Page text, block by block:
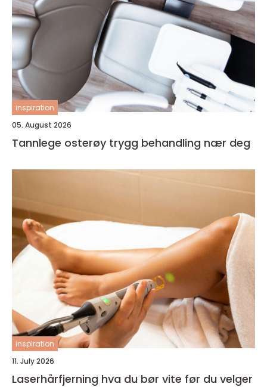
inspiration
05. August 2026
Tannlege osterøy trygg behandling nær deg
inspiration
11. July 2026
Laserhårfjerning hva du bør vite før du velger